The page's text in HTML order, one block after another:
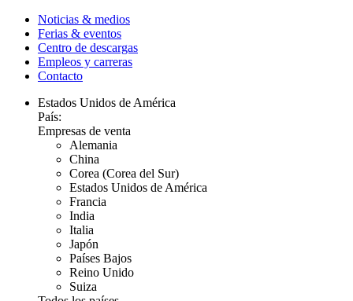
Noticias & medios
Ferias & eventos
Centro de descargas
Empleos y carreras
Contacto
Estados Unidos de América
País:
Empresas de venta
Alemania
China
Corea (Corea del Sur)
Estados Unidos de América
Francia
India
Italia
Japón
Países Bajos
Reino Unido
Suiza